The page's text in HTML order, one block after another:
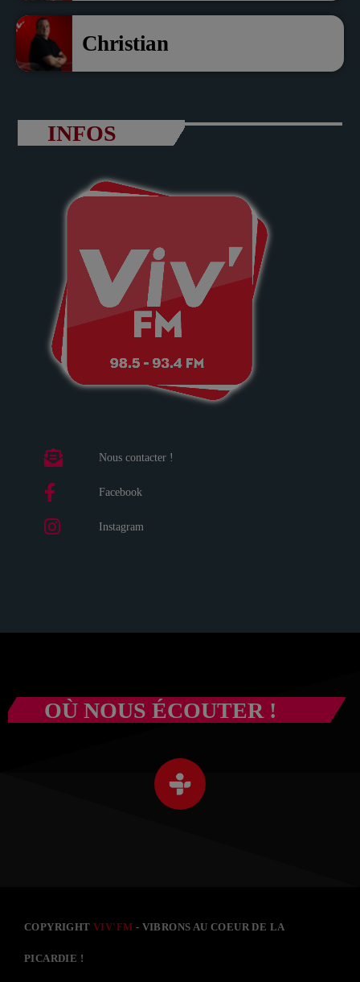
Christian
INFOS
Nous contacter !
Facebook
Instagram
OÙ NOUS ÉCOUTER !
COPYRIGHTVIV'FM - VIBRONS AU COEUR DE LA
PICARDIE !